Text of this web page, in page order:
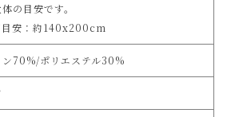
の目安です。
目安：約140x200cm
ン70%/ポリエステル30%